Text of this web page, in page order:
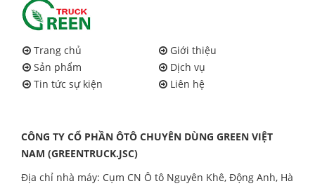
Trang chủ
Giới thiệu
Sản phẩm
Dịch vụ
Tin tức sự kiện
Liên hệ
CÔNG TY CỔ PHẦN ÔTÔ CHUYÊN DÙNG GREEN VIỆT
NAM (GREENTRUCK.JSC)
Địa chỉ nhà máy: Cụm CN Ô tô Nguyên Khê, Động Anh, Hà